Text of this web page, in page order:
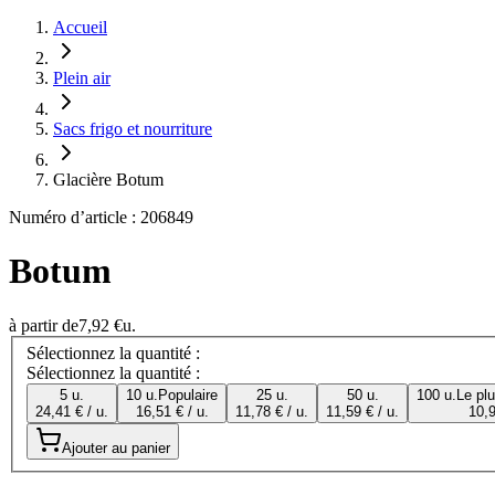
Accueil
Plein air
Sacs frigo et nourriture
Glacière Botum
Numéro d’article : 206849
Botum
à partir de7,92 €u.
Sélectionnez la quantité :
Sélectionnez la quantité :
5 u.
24,41 € / u.
10 u. Populaire
16,51 € / u.
25 u.
11,78 € / u.
50 u.
11,59 € / u.
100 u. Le
Ajouter au panier